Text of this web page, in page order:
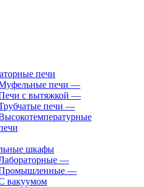
печи
печи —
с вытяжкой —
печи —
шкафы
—
—
вакуумом